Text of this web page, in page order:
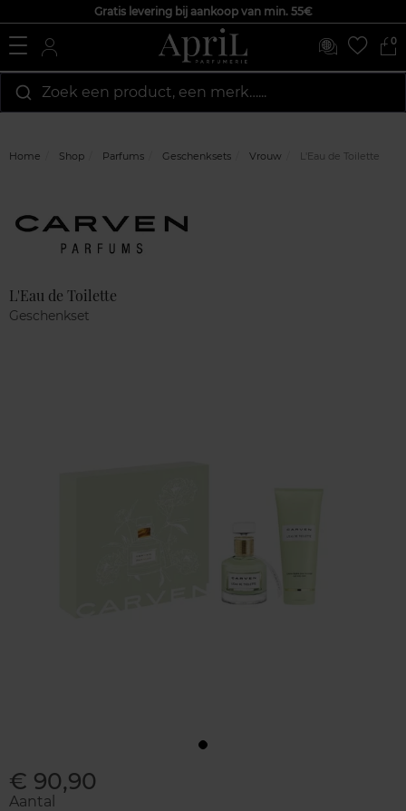
Gratis levering bij aankoop van min. 55€
0
Zoek een product, een merk…...
Home Shop Parfums Geschenksets Vrouw L'Eau de Toilette
L'Eau de Toilette
Geschenkset
€ 90,90
Aantal